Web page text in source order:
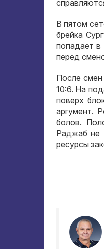
В пятом
брейка
попадает в
перед
После
10:6. На
поверх
аргумент.
болов.
Раджаб не
ресурсы